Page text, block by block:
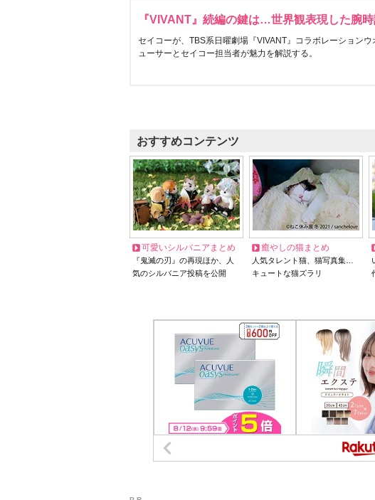
『VIVANT』続編の鍵は…世界観表現した腕
セイコーが、TBS系日曜劇場『VIVANT』コラボレーション
ューサーとセイコー担当者が魅力を解説する。
おすすめコンテンツ
可愛いシルバニアまとめ
『鬼滅の刃』の再現ほか、人
気のシルバニア投稿を公開
癒やしの猫まとめ
人気タレント猫、猫写真集…
キュートな猫ズラリ